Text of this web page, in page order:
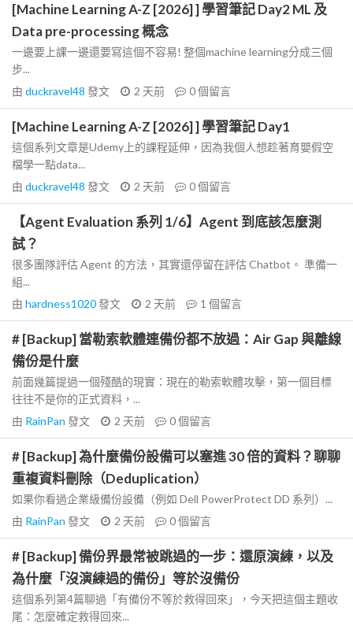
[Machine Learning A-Z [2026] ] 學習筆記 Day2 ML 及
Data pre-processing 概念
一邊要上課一邊還要寫這個不容易! 整個machine learning分成三個
步...
由 duckravel48 發文 2 天前 0個留言
[Machine Learning A-Z [2026] ] 學習筆記 Day1
這個系列文章是Udemy上的課程延伸，因為我個人想趁著育嬰假空
檔學一點data...
由 duckravel48 發文 2 天前 0個留言
【Agent Evaluation 系列 1/6】Agent 到底該怎麼測
試？
很多團隊評估 Agent 的方法，其實還停留在評估 Chatbot。 準備一
組...
由 hardness1020發文 2 天前 1 個留言
# [Backup] 當勒索軟體連備份都不放過：Air Gap 與離線
備份是什麼
前面幾篇提過一個殘酷的現實：現在的勒索軟體攻擊，第一個目標
往往不是你的正式資料，...
由 RainPan 發文 2 天前 0個留言
# [Backup] 為什麼備份設備可以塞進 30 倍的資料？聊聊
重複資料刪除（Deduplication）
如果你看過企業級備份設備（例如 Dell PowerProtect DD 系列）...
由 RainPan 發文 2 天前 0個留言
# [Backup] 備份界最常被跳過的一步：還原演練，以及
為什麼「沒演練過的備份」等於沒備份
這個系列第4篇聊過「有備份不等於救得回來」，今天把這個主題收
尾：怎麼確定救得回來...